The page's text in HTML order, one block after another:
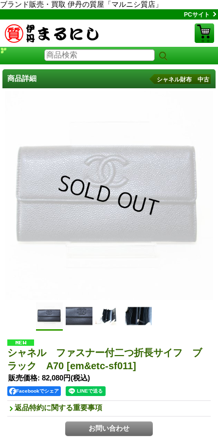
ブランド販売・買取 伊丹の質屋「マルニシ質店」
PCサイト
商品詳細 シャネル財布 中古
シャネル ファスナー付二つ折長サイフ ブ
ラック A70 [em&etc-sf011]
販売価格: 82,080円(税込)
Facebookでシェア
返品特約に関する重要事項